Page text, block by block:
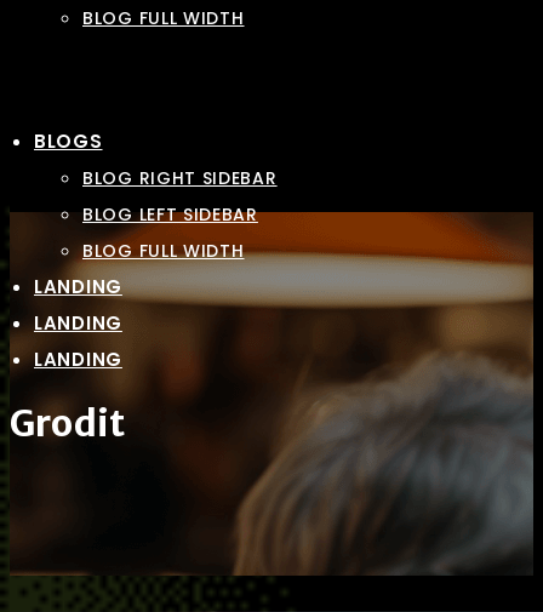
BLOG FULL WIDTH
BLOGS
BLOG RIGHT SIDEBAR
BLOG LEFT SIDEBAR
BLOG FULL WIDTH
LANDING
LANDING
LANDING
Grodit